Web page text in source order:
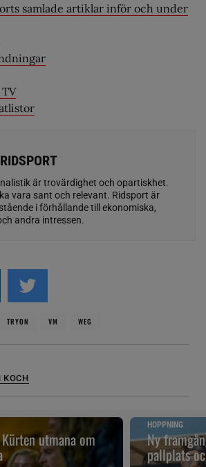
samlade artiklar inför och under
är trovärdighet och opartiskhet.
vara sant och relevant. Ridsport är
i förhållande till ekonomiska,
andra intressen.
TRYON VM WEG
KOCH
utmana om
HOPPNING
Ny
pallplats